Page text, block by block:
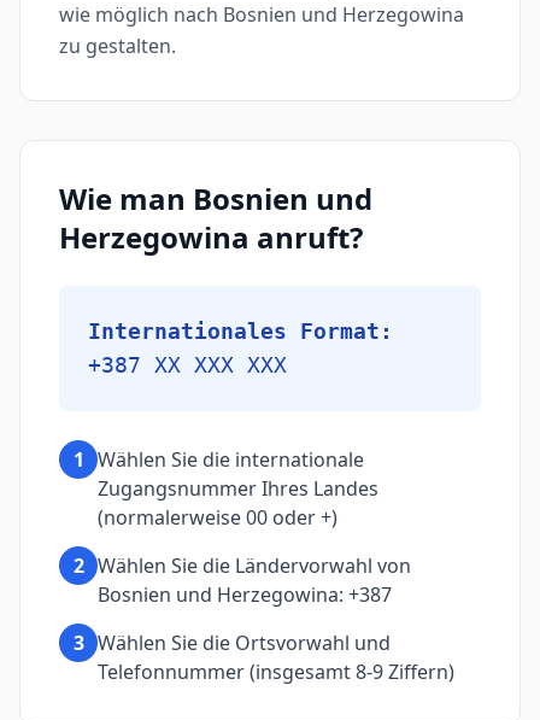
wie möglich nach Bosnien und Herzegowina
zu gestalten.
Wie man Bosnien und
Herzegowina anruft?
Internationales Format:
+387 XX XXX XXX
1 Wählen Sie die internationale
Zugangsnummer Ihres Landes
(normalerweise 00 oder +)
2 Wählen Sie die Ländervorwahl von
Bosnien und Herzegowina: +387
3 Wählen Sie die Ortsvorwahl und
Telefonnummer (insgesamt 8-9 Ziffern)